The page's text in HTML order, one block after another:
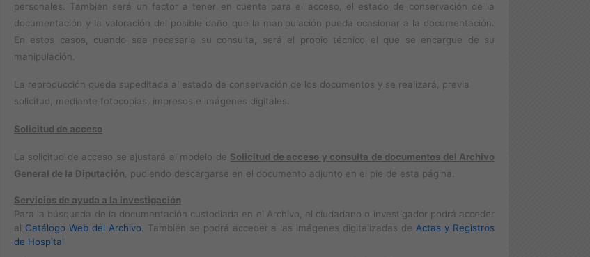
personales. También será un factor a tener en cuenta para el acceso, el estado de conservación de la
documentación y la valoración del posible daño que la manipulación pueda ocasionar a la documentación.
En estos casos, cuando sea necesaria su consulta, será el propio técnico el que se encargue de su
manipulación.
La reproducción queda supeditada al estado de conservación de los documentos y se realizará, previa
solicitud, mediante fotocopias, impresos e imágenes digitales.
Solicitud de acceso
La solicitud de acceso se ajustará al modelo de Solicitud de acceso y consulta de documentos del Archivo
General de la Diputación , pudiendo descargarse en el documento adjunto en el pie de esta página.
Servicios de ayuda a la investigación
Para la búsqueda de la documentación custodiada en el Archivo, el ciudadano o investigador podrá acceder
al Catálogo Web del Archivo . También se podrá acceder a las imágenes digitalizadas de Actas y Registros
de Hospital